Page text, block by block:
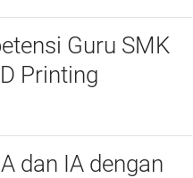
Guru SMK
Printing
dan IA dengan